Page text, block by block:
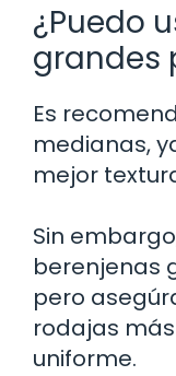
¿Puedo
grandes
Es
medianas,
mejor
Sin
berenjenas
pero
rodajas
uniforme.